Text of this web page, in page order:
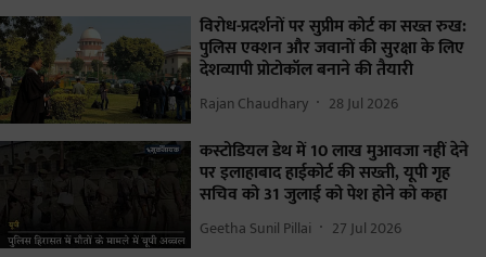
विरोध-प्रदर्शनों पर सुप्रीम कोर्ट का सख्त रुख:
पुलिस एक्शन और जवानों की सुरक्षा के लिए
देशव्यापी प्रोटोकॉल बनाने की तैयारी
Rajan Chaudhary 28 Jul 2026
कस्टोडियल डेथ में 10 लाख मुआवजा नहीं देने
पर इलाहाबाद हाईकोर्ट की सख्ती, यूपी गृह
सचिव को 31 जुलाई को पेश होने को कहा
Geetha Sunil Pillai 27 Jul 2026